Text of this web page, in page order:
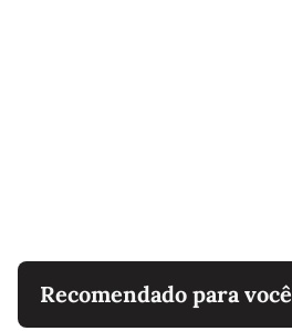
Recomendado para você